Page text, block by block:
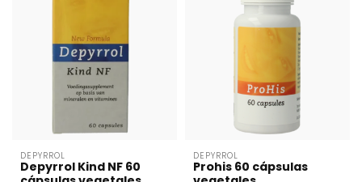
DEPYRROL
Depyrrol Kind NF 60
DEPYRROL
Prohis 60 cápsulas